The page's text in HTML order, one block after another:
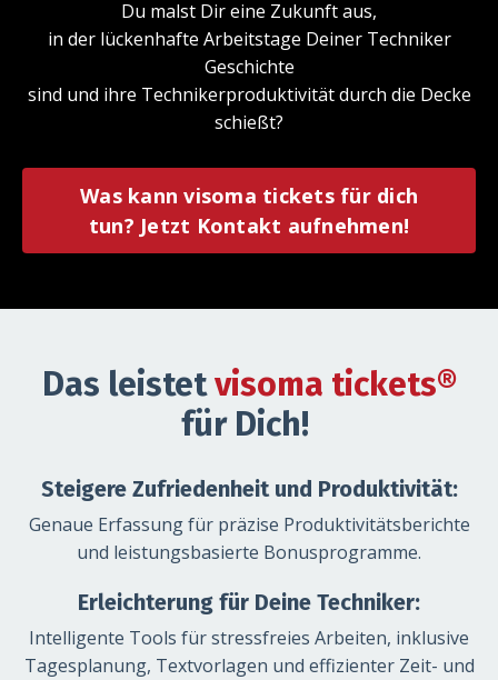
Du malst Dir eine Zukunft aus,
in der lückenhafte Arbeitstage Deiner Techniker
Geschichte
sind und ihre Technikerproduktivität durch die Decke
schießt?
Was kann visoma tickets für dich
tun? Jetzt Kontakt aufnehmen!
Das leistet visoma tickets®
für Dich!
Steigere Zufriedenheit und Produktivität:
Genaue Erfassung für präzise Produktivitätsberichte
und leistungsbasierte Bonusprogramme.
Erleichterung für Deine Techniker:
Intelligente Tools für stressfreies Arbeiten, inklusive
Tagesplanung, Textvorlagen und effizienter Zeit- und